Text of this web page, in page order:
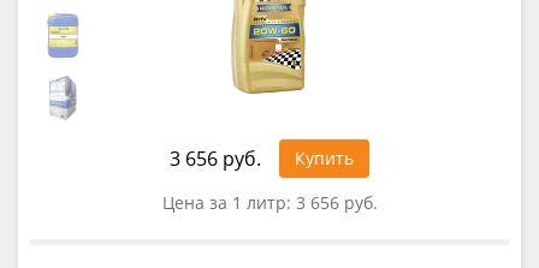
3 656 руб.
Купить
Цена за 1 литр: 3 656 руб.